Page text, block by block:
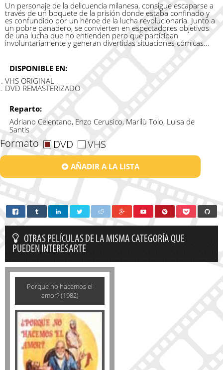
Un personaje de la delicuencia milanesa, consigue escaparse a
través de un boquete de la prisión donde estaba confinado y
es confundido por un héroe de la lucha revolucionaria. Junto a
un pobre panadero, se convierten en espectadores objetivos
de una lucha que no entienden pero que participan
involuntariamente y generan divertidas situaciones cómicas...
DISPONIBLE EN:
VHS ORIGINAL
DVD REMASTERIZADO
Reparto:
Adriano Celentano, Enzo Cerusico, Marilù Tolo, Luisa de
Santis
Formato DVD VHS
AÑADIR A LA LISTA
OTRAS PELÍCULAS DE LA MISMA CATEGORÍA QUE
PUEDEN INTERESARTE
Porque no hacemos el
amor? (1982)